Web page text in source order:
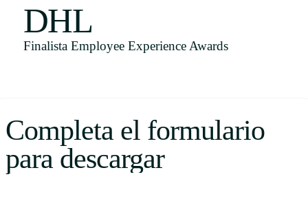
Uruguay
English
Português
DHL
Finalista Employee Experience Awards
Completa el formulario
para descargar